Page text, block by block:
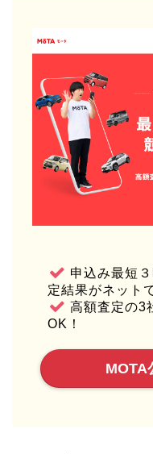
申込み最短
定結果がネット
高額査定の3
OK！
MOTA